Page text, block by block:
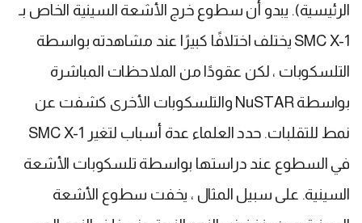
الرئيسية). يبدو أن سطوع خرج الأشعة السينية الخاص بـ
SMC X-1 يختلف اختلافًا كبيرًا عند مشاهدته بواسطة
التلسكوبات ، لكن عقودًا من الملاحظات المباشرة
بواسطة NuSTAR والتلسكوبات الأخرى كشفت عن
نمط للتقلبات. حدد العلماء عدة أسباب لتغير SMC X-1
في السطوع عند دراستها بواسطة تلسكوبات الأشعة
السينية. على سبيل المثال ، يخفت سطوع الأشعة